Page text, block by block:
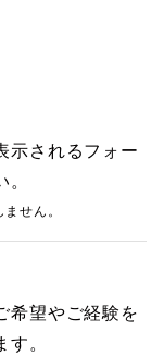
示されるフォー
せん。
希望やご経験を
。